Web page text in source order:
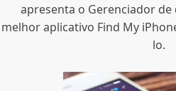
apresenta o Gerenciador
melhor aplicativo Find My
lo.